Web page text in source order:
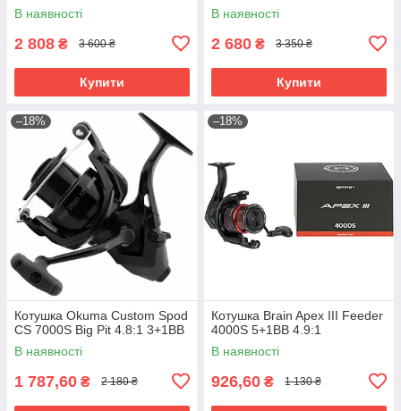
В наявності
2 808 ₴ 3 600 ₴
Купити
В наявності
2 680 ₴ 3 350 ₴
Купити
–18%
Котушка Okuma Custom Spod
CS 7000S Big Pit 4.8:1 3+1BB
В наявності
1 787,60 ₴ 2 180 ₴
–18%
Котушка Brain Apex III Feeder
4000S 5+1BB 4.9:1
В наявності
926,60 ₴ 1 130 ₴